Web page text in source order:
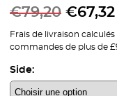
€79,20 €67,32
Frais de livraison
commandes de plus de
Side: